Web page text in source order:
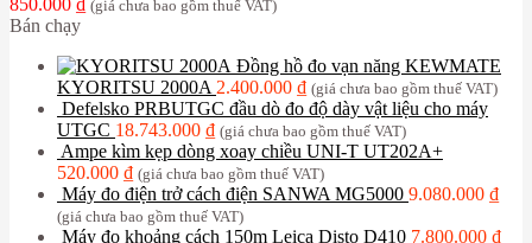
850.000 ₫ (giá chưa bao gồm thuế VAT)
Bán chạy
Đồng hồ đo vạn năng KEWMATE
KYORITSU 2000A 2.400.000 ₫ (giá chưa bao gồm thuế VAT)
Defelsko PRBUTGC đầu dò đo độ dày vật liệu cho máy
UTGC 18.743.000 ₫ (giá chưa bao gồm thuế VAT)
Ampe kìm kẹp dòng xoay chiều UNI-T UT202A+
520.000 ₫ (giá chưa bao gồm thuế VAT)
Máy đo điện trở cách điện SANWA MG5000 9.080.000 ₫
(giá chưa bao gồm thuế VAT)
Máy đo khoảng cách 150m Leica Disto D410 7.800.000 ₫